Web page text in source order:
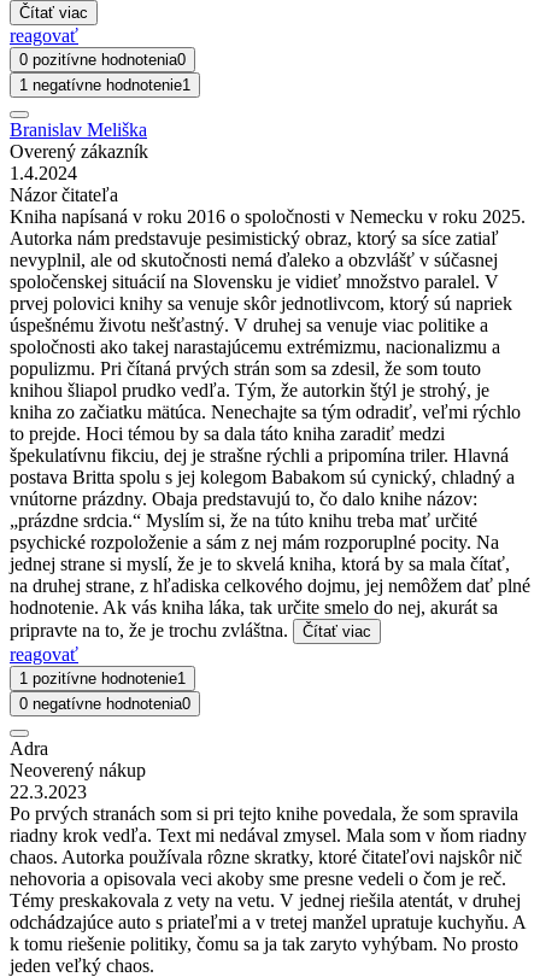
Čítať viac
reagovať
0 pozitívne hodnotenia0
1 negatívne hodnotenie1
Branislav Meliška
Overený zákazník
1.4.2024
Názor čitateľa
Kniha napísaná v roku 2016 o spoločnosti v Nemecku v roku 2025.
Autorka nám predstavuje pesimistický obraz, ktorý sa síce zatiaľ
nevyplnil, ale od skutočnosti nemá ďaleko a obzvlášť v súčasnej
spoločenskej situácií na Slovensku je vidieť množstvo paralel. V
prvej polovici knihy sa venuje skôr jednotlivcom, ktorý sú napriek
úspešnému životu nešťastný. V druhej sa venuje viac politike a
spoločnosti ako takej narastajúcemu extrémizmu, nacionalizmu a
populizmu. Pri čítaná prvých strán som sa zdesil, že som touto
knihou šliapol prudko vedľa. Tým, že autorkin štýl je strohý, je
kniha zo začiatku mätúca. Nenechajte sa tým odradiť, veľmi rýchlo
to prejde. Hoci témou by sa dala táto kniha zaradiť medzi
špekulatívnu fikciu, dej je strašne rýchli a pripomína triler. Hlavná
postava Britta spolu s jej kolegom Babakom sú cynický, chladný a
vnútorne prázdny. Obaja predstavujú to, čo dalo knihe názov:
„prázdne srdcia.“ Myslím si, že na túto knihu treba mať určité
psychické rozpoloženie a sám z nej mám rozporuplné pocity. Na
jednej strane si myslí, že je to skvelá kniha, ktorá by sa mala čítať,
na druhej strane, z hľadiska celkového dojmu, jej nemôžem dať plné
hodnotenie. Ak vás kniha láka, tak určite smelo do nej, akurát sa
pripravte na to, že je trochu zvláštna.
Čítať viac
reagovať
1 pozitívne hodnotenie1
0 negatívne hodnotenia0
Adra
Neoverený nákup
22.3.2023
Po prvých stranách som si pri tejto knihe povedala, že som spravila
riadny krok vedľa. Text mi nedával zmysel. Mala som v ňom riadny
chaos. Autorka používala rôzne skratky, ktoré čitateľovi najskôr nič
nehovoria a opisovala veci akoby sme presne vedeli o čom je reč.
Témy preskakovala z vety na vetu. V jednej riešila atentát, v druhej
odchádzajúce auto s priateľmi a v tretej manžel upratuje kuchyňu. A
k tomu riešenie politiky, čomu sa ja tak zaryto vyhýbam. No prosto
jeden veľký chaos.